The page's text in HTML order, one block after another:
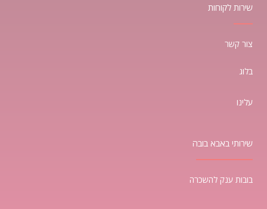
שירות לקוחות
צור קשר
בלוג
עלינו
שירותי באבא בובה
בובות ענק להשכרה